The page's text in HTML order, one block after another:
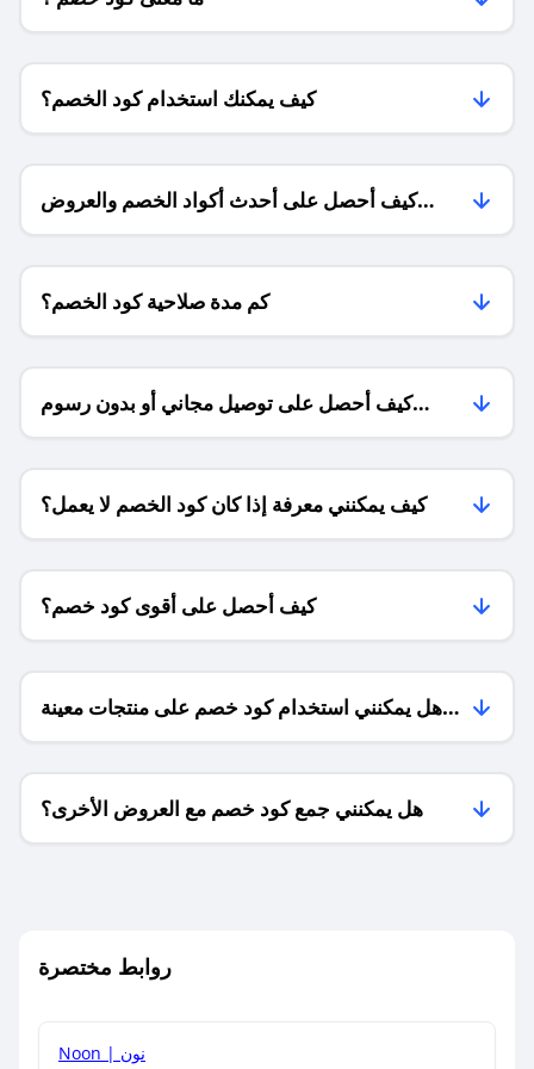
كيف يمكنك استخدام كود الخصم؟
كيف أحصل على أحدث أكواد الخصم والعروض
للمتاجر؟
كم مدة صلاحية كود الخصم؟
كيف أحصل على توصيل مجاني أو بدون رسوم
الشحن ؟
كيف يمكنني معرفة إذا كان كود الخصم لا يعمل؟
كيف أحصل على أقوى كود خصم؟
هل يمكنني استخدام كود خصم على منتجات معينة
فقط؟
هل يمكنني جمع كود خصم مع العروض الأخرى؟
روابط مختصرة
Noon | نون